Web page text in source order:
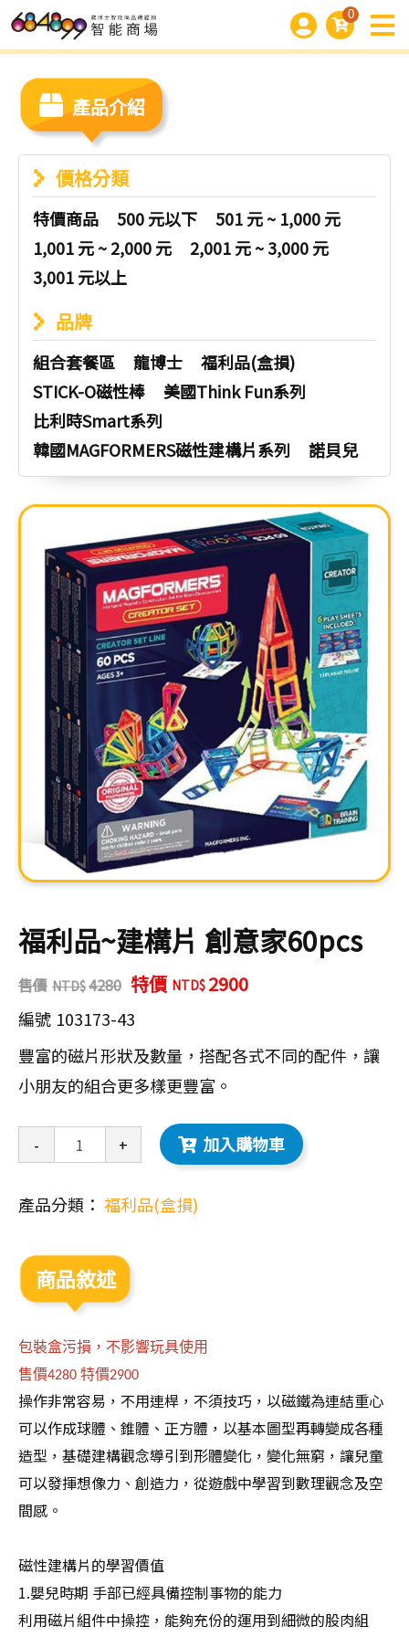
0
產品介紹
價格分類
特價商品 500 元以下
501 元 ~ 1,000 元
1,001 元 ~ 2,000 元
2,001 元 ~ 3,000 元
3,001 元以上
品牌
組合套餐區 龍博士
福利品(盒損)
STICK-O磁性棒
美國Think Fun系列
比利時Smart系列
韓國MAGFORMERS磁性建構片系列
諾貝兒
福利品~建構片 創意家60pcs
售價 4280 特價 2900
編號 103173-43
豐富的磁片形狀及數量，搭配各式不同的配件，讓
小朋友的組合更多樣更豐富。
- + 加入購物車
產品分類： 福利品(盒損)
商品敘述
包裝盒污損，不影響玩具使用
售價4280 特價2900
操作非常容易，不用連桿，不須技巧，以磁鐵為連結重心
可以作成球體、錐體、正方體，以基本圖型再轉變成各種
造型，基礎建構觀念導引到形體變化，變化無窮，讓兒童
可以發揮想像力、創造力，從遊戲中學習到數理觀念及空
間感。
磁性建構片的學習價值
1.嬰兒時期 手部已經具備控制事物的能力
利用磁片組件中操控，能夠充份的運用到細微的股肉組